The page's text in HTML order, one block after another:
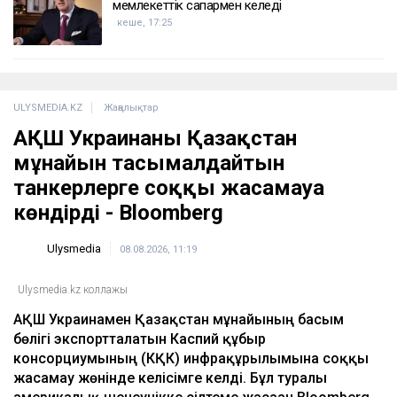
мемлекеттік сапармен келеді
кеше, 17:25
ULYSMEDIA.KZ Жаңалықтар
АҚШ Украинаны Қазақстан
мұнайын тасымалдайтын
танкерлерге соққы жасамауға
көндірді - Bloomberg
Ulysmedia 08.08.2026, 11:19
Ulysmedia.kz коллажы
АҚШ Украинамен Қазақстан мұнайының басым
бөлігі экспортталатын Каспий құбыр
консорциумының (КҚК) инфрақұрылымына соққы
жасамау жөнінде келісімге келді. Бұл туралы